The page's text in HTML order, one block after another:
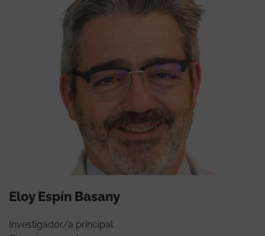
Eloy Espín Basany
Investigador/a principal